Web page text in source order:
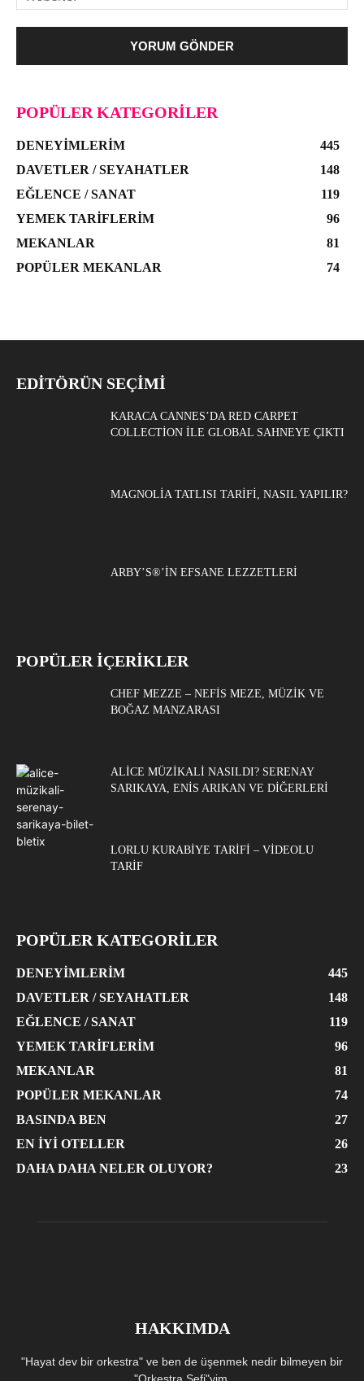
POPÜLER KATEGORILER
DENEYIMLERIM
445
DAVETLER / SEYAHATLER
148
EĞLENCE / SANAT
119
YEMEK TARIFLERIM
96
MEKANLAR
81
POPÜLER MEKANLAR
74
EDITÖRÜN SEÇIMI
KARACA CANNES’DA RED CARPET
COLLECTION ILE GLOBAL SAHNEYE ÇIKTI
MAGNOLIA TATLISI TARIFI, NASIL YAPILIR?
ARBY’S®’IN EFSANE LEZZETLERI
POPÜLER İÇERİKLER
CHEF MEZZE – NEFIS MEZE, MÜZIK VE
BOĞAZ MANZARASI
ALICE MÜZIKALI NASILDI? SERENAY
SARIKAYA, ENIS ARIKAN VE DIĞERLERI
LORLU KURABIYE TARIFI – VIDEOLU
TARIF
POPÜLER KATEGORİLER
DENEYIMLERIM
445
DAVETLER / SEYAHATLER
148
EĞLENCE / SANAT
119
YEMEK TARIFLERIM
96
MEKANLAR
81
POPÜLER MEKANLAR
74
BASINDA BEN
27
EN İYI OTELLER
26
DAHA DAHA NELER OLUYOR?
23
HAKKIMDA
"Hayat dev bir orkestra" ve ben de üşenmek nedir bilmeyen bir